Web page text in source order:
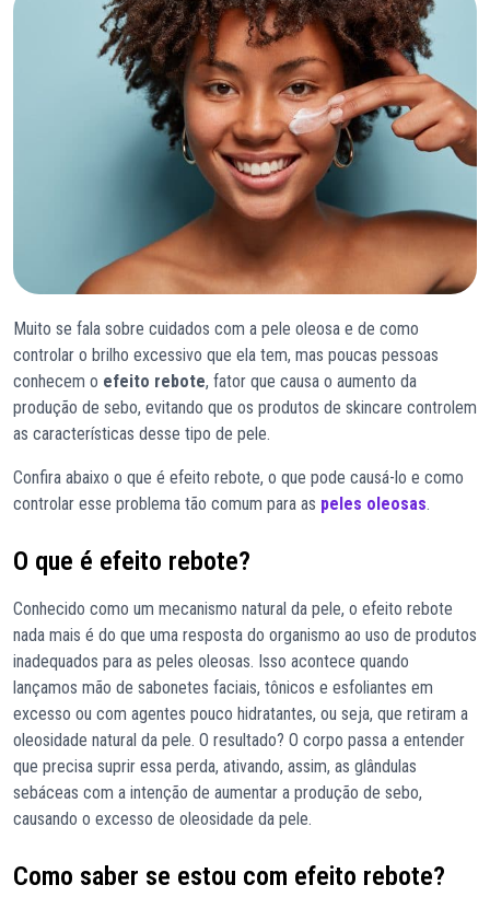
Muito se fala sobre cuidados com a pele oleosa e de como
controlar o brilho excessivo que ela tem, mas poucas pessoas
conhecem o efeito rebote, fator que causa o aumento da
produção de sebo, evitando que os produtos de skincare controlem
as características desse tipo de pele.
Confira abaixo o que é efeito rebote, o que pode causá-lo e como
controlar esse problema tão comum para as peles oleosas.
O que é efeito rebote?
Conhecido como um mecanismo natural da pele, o efeito rebote
nada mais é do que uma resposta do organismo ao uso de produtos
inadequados para as peles oleosas. Isso acontece quando
lançamos mão de sabonetes faciais, tônicos e esfoliantes em
excesso ou com agentes pouco hidratantes, ou seja, que retiram a
oleosidade natural da pele. O resultado? O corpo passa a entender
que precisa suprir essa perda, ativando, assim, as glândulas
sebáceas com a intenção de aumentar a produção de sebo,
causando o excesso de oleosidade da pele.
Como saber se estou com efeito rebote?